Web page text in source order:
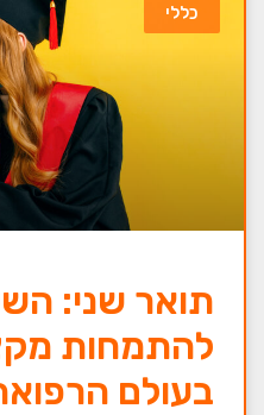
כללי
תואר שני:
להתמחות
בעולם